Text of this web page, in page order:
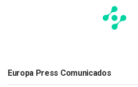
Europa Press Comunicados